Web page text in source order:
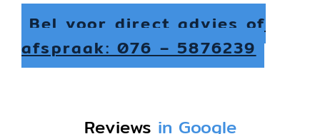
Bel voor direct advies of
afspraak: 076 – 5876239
Reviews in Google